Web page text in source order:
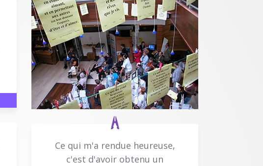
Ce qui m'a rendue heureuse,
c'est d'avoir obtenu un